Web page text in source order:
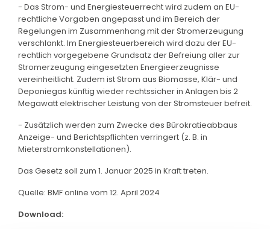
- Das Strom- und Energiesteuerrecht wird zudem an EU-
rechtliche Vorgaben angepasst und im Bereich der
Regelungen im Zusammenhang mit der Stromerzeugung
verschlankt. Im Energiesteuerbereich wird dazu der EU-
rechtlich vorgegebene Grundsatz der Befreiung aller zur
Stromerzeugung eingesetzten Energieerzeugnisse
vereinheitlicht. Zudem ist Strom aus Biomasse, Klär- und
Deponiegas künftig wieder rechtssicher in Anlagen bis 2
Megawatt elektrischer Leistung von der Stromsteuer befreit.
- Zusätzlich werden zum Zwecke des Bürokratieabbaus
Anzeige- und Berichtspflichten verringert (z. B. in
Mieterstromkonstellationen).
Das Gesetz soll zum 1. Januar 2025 in Kraft treten.
Quelle: BMF online vom 12. April 2024
Download: